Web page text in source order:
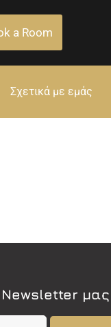
a Room
Σχετικά με εμάς
Newsletter μας